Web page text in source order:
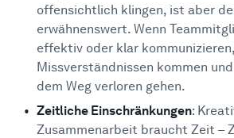
offensichtlich klingen, ist aber
erwähnenswert. Wenn
effektiv oder klar
Missverständnissen kommen
dem Weg verloren gehen.
Zeitliche Einschränkungen:
Zusammenarbeit braucht Zeit –